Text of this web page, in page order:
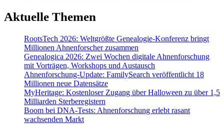
Aktuelle Themen
RootsTech 2026: Weltgrößte Genealogie-Konferenz bringt
Millionen Ahnenforscher zusammen
Genealogica 2026: Zwei Wochen digitale Ahnenforschung
mit Vorträgen, Workshops und Austausch
Ahnenforschung-Update: FamilySearch veröffentlicht 18
Millionen neue Datensätze
MyHeritage: Kostenloser Zugang über Halloween zu über 1,5
Milliarden Sterberegistern
Boom bei DNA-Tests: Ahnenforschung erlebt rasant
wachsenden Markt